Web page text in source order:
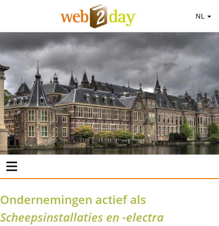
NL
Ondernemingen actief als
Scheepsinstallaties en -electra